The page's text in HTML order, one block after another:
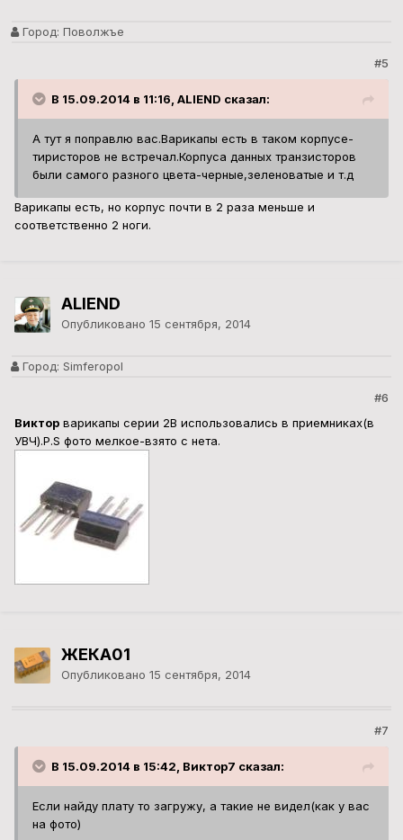
Город: Поволжъе
#5
В 15.09.2014 в 11:16, ALIEND сказал:
А тут я поправлю вас.Варикапы есть в таком корпусе-
тиристоров не встречал.Корпуса данных транзисторов
были самого разного цвета-черные,зеленоватые и т.д
Варикапы есть, но корпус почти в 2 раза меньше и
соответственно 2 ноги.
ALIEND
Опубликовано 15 сентября, 2014
Город: Simferopol
#6
Виктор варикапы серии 2В использовались в приемниках(в
УВЧ).P.S фото мелкое-взято с нета.
ЖЕКА01
Опубликовано 15 сентября, 2014
#7
В 15.09.2014 в 15:42, Виктор7 сказал:
Если найду плату то загружу, а такие не видел(как у вас
на фото)